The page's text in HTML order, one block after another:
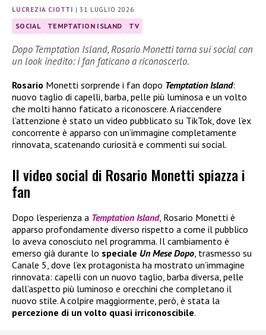
LUCREZIA CIOTTI |31 LUGLIO 2026
SOCIAL TEMPTATION ISLAND TV
Dopo Temptation Island, Rosario Monetti torna sui social con
un look inedito: i fan faticano a riconoscerlo.
Rosario Monetti sorprende i fan dopo Temptation Island:
nuovo taglio di capelli, barba, pelle più luminosa e un volto
che molti hanno faticato a riconoscere. A riaccendere
l’attenzione è stato un video pubblicato su TikTok, dove l’ex
concorrente è apparso con un’immagine completamente
rinnovata, scatenando curiosità e commenti sui social.
Il video social di Rosario Monetti spiazza i
fan
Dopo l’esperienza a Temptation Island, Rosario Monetti è
apparso profondamente diverso rispetto a come il pubblico
lo aveva conosciuto nel programma. Il cambiamento è
emerso già durante lo speciale Un Mese Dopo , trasmesso su
Canale 5, dove l’ex protagonista ha mostrato un’immagine
rinnovata: capelli con un nuovo taglio, barba diversa, pelle
dall’aspetto più luminoso e orecchini che completano il
nuovo stile. A colpire maggiormente, però, è stata la
percezione di un volto quasi irriconoscibile.